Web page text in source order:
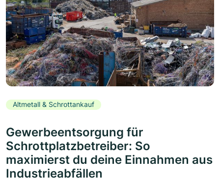
Altmetall & Schrottankauf
Gewerbeentsorgung für
Schrottplatzbetreiber: So
maximierst du deine Einnahmen aus
Industrieabfällen